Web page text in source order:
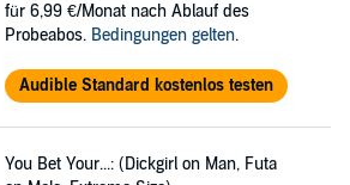
für 6,99 €/Monat nach Ablauf des
Probeabos. Bedingungen gelten.
Audible Standard kostenlos testen
You Bet Your...: (Dickgirl on Man, Futa